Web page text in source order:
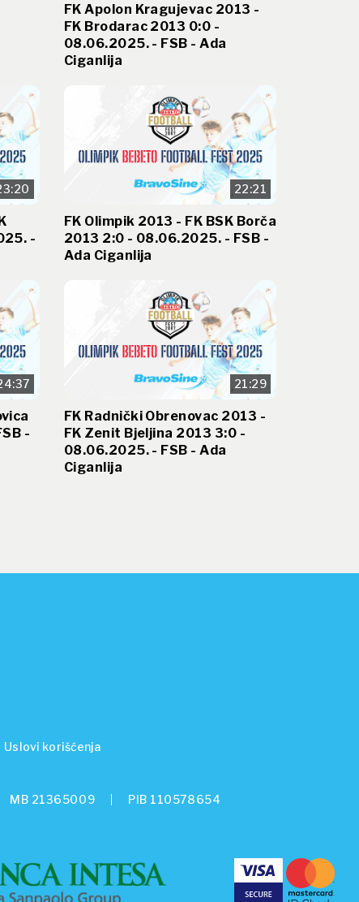
FK Apolon Kragujevac 2013 -
FK Brodarac 2013 0:0 -
08.06.2025. - FSB - Ada
Ciganlija
-
22:21
FK Olimpik 2013 - FK BSK Borča
2013 2:0 - 08.06.2025. - FSB -
Ada Ciganlija
-
21:29
FK Radnički Obrenovac 2013 -
FK Zenit Bjeljina 2013 3:0 -
08.06.2025. - FSB - Ada
Ciganlija
Uslovi korišćenja
MB 21365009 PIB 110578654